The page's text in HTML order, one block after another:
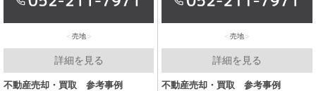
売地
詳細を見る
不動産売却・買取 参考事例
売地
詳細を見る
不動産売却・買取 参考事例